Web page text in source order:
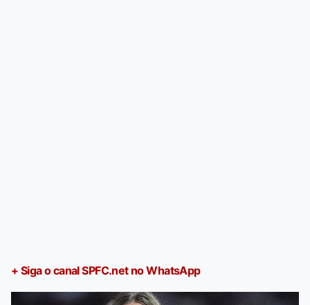
+ Siga o canal SPFC.net no WhatsApp